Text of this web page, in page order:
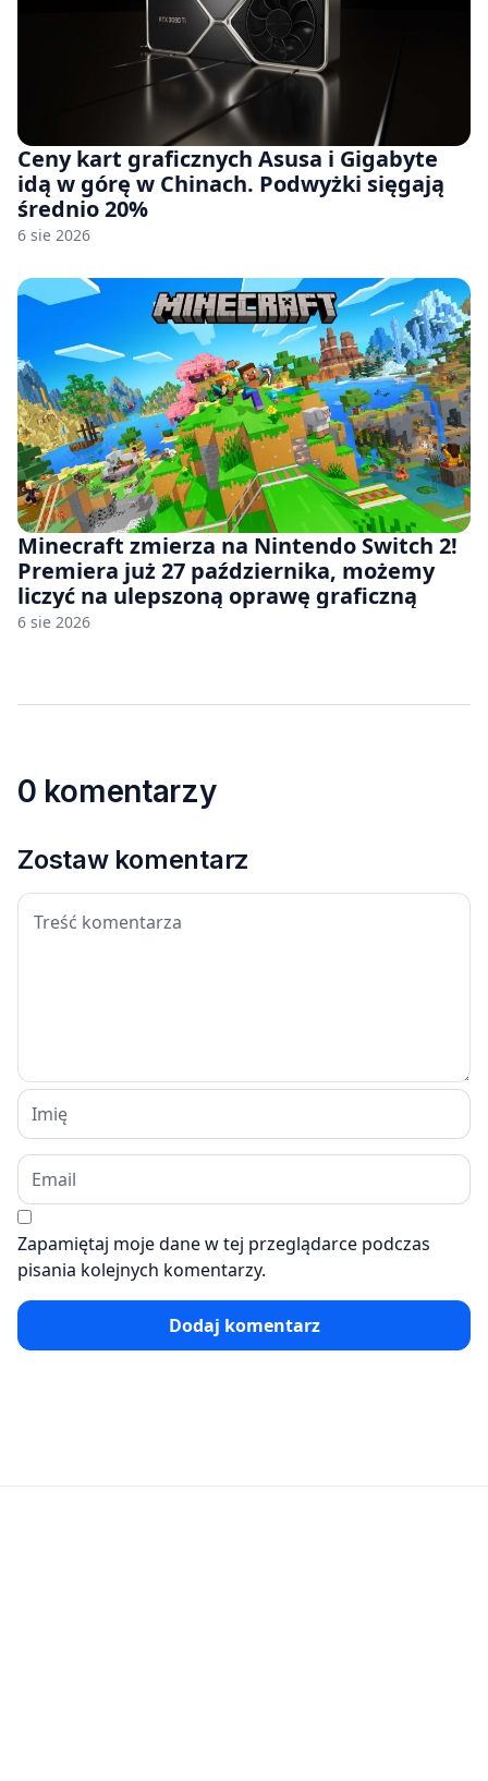
Ceny kart graficznych Asusa i Gigabyte
idą w górę w Chinach. Podwyżki sięgają
średnio 20%
6 sie 2026
Minecraft zmierza na Nintendo Switch 2!
Premiera już 27 października, możemy
liczyć na ulepszoną oprawę graficzną
6 sie 2026
0 komentarzy
Zostaw komentarz
Zapamiętaj moje dane w tej przeglądarce podczas
pisania kolejnych komentarzy.
Dodaj komentarz